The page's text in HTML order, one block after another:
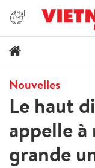
Nouvelles
Le haut
appelle
grande